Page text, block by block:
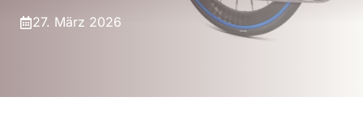
27. März 2026